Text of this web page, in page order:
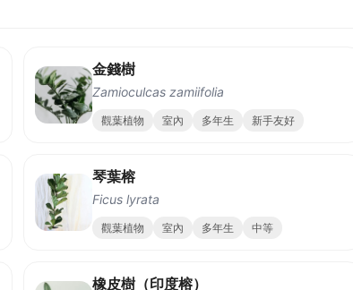
金錢樹
Zamioculcas zamiifolia
觀葉植物 室內 多年生 新手友好
琴葉榕
Ficus lyrata
觀葉植物 室內 多年生 中等
橡皮樹（印度榕）